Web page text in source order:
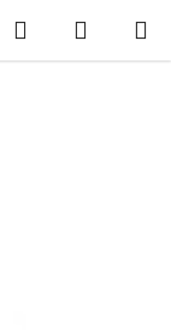
Hledat
KOŠÍK